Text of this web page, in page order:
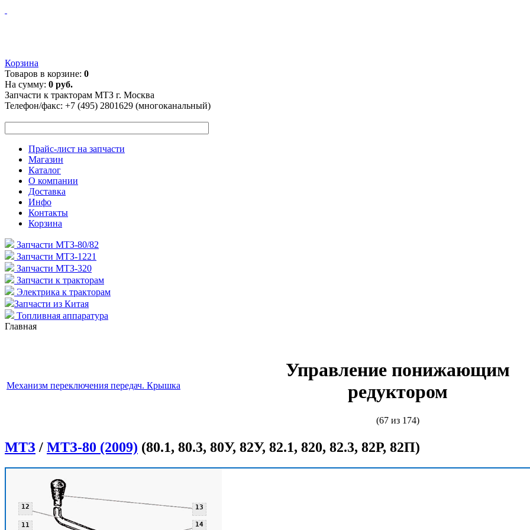
Корзина
Товаров в корзине: 0
На сумму: 0 руб.
Запчасти к тракторам МТЗ г. Москва
Телефон/факс: +7 (495) 2801629 (многоканальный)
Прайс-лист на запчасти
Магазин
Каталог
О компании
Доставка
Инфо
Контакты
Корзина
Запчасти МТЗ-80/82
Запчасти МТЗ-1221
Запчасти МТЗ-320
Запчасти к тракторам
Электрика к тракторам
Запчасти из Китая
Топливная аппаратура
Главная
Механизм переключения передач. Крышка
Управление понижающим
редуктором
(67 из 174)
МТЗ / МТЗ-80 (2009) (80.1, 80.3, 80У, 82У, 82.1, 820, 82.3, 82Р, 82П)
11
12
12 13
14